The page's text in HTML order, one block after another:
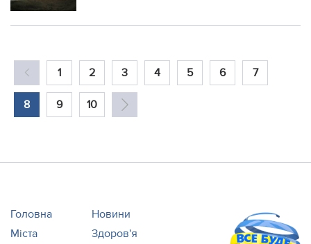
мандрівників приваблюють загадкові
1 2 3 4 5 6 7
8 9 10
Головна
Новини
Міста
Здоров'я